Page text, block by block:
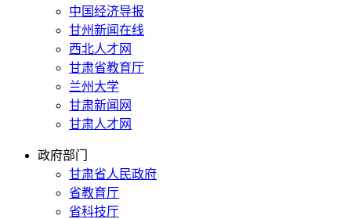
中国经济导报
甘州新闻在线
西北人才网
甘肃省教育厅
兰州大学
甘肃新闻网
甘肃人才网
政府部门
甘肃省人民政府
省教育厅
省科技厅